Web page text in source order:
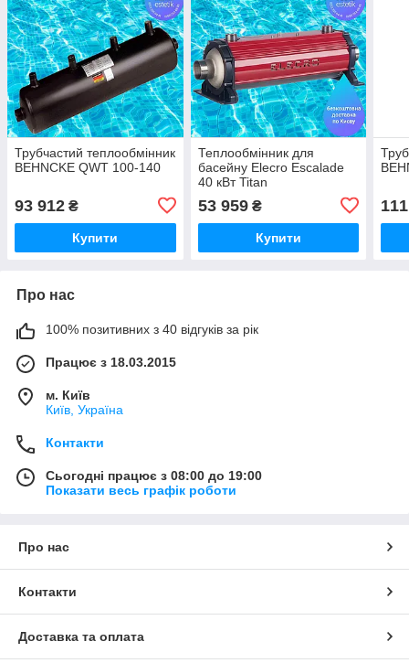
Трубчастий теплообмінник
BEHNCKE QWT 100-140
93 912 ₴
Купити
Теплообмінник для
басейну Elecro Escalade
40 кВт Titan
53 959₴
Купити
Про нас
100% позитивних з 40 відгуків за рік
Працює з 18.03.2015
м. Київ
Київ, Україна
Контакти
Сьогодні працює з 08:00 до 19:00
Показати весь графік роботи
Про нас
Контакти
Доставка та оплата